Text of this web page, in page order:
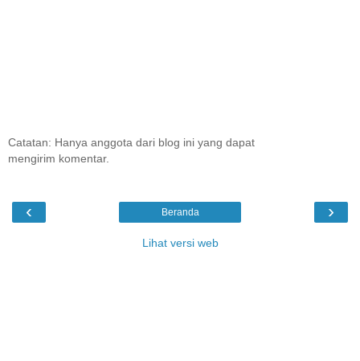
Catatan: Hanya anggota dari blog ini yang dapat
mengirim komentar.
‹ ›
Beranda
Lihat versi web